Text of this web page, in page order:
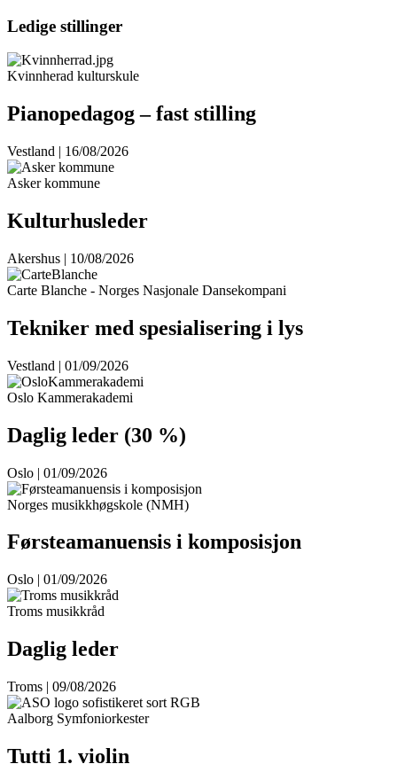
Ledige stillinger
Kvinnherad kulturskule
Pianopedagog – fast stilling
Vestland | 16/08/2026
Asker kommune
Kulturhusleder
Akershus | 10/08/2026
Carte Blanche - Norges Nasjonale Dansekompani
Tekniker med spesialisering i lys
Vestland | 01/09/2026
Oslo Kammerakademi
Daglig leder (30 %)
Oslo | 01/09/2026
Norges musikkhøgskole (NMH)
Førsteamanuensis i komposisjon
Oslo | 01/09/2026
Troms musikkråd
Daglig leder
Troms | 09/08/2026
Aalborg Symfoniorkester
Tutti 1. violin